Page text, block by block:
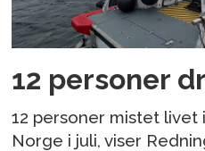
12 personer
12 personer mistet livet
Norge i juli, viser